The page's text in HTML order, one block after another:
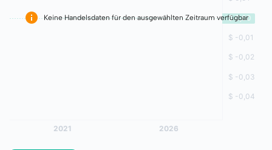
Keine Handelsdaten für den ausgewählten Zeitraum verfügbar